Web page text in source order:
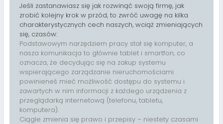
Jeśli zastanawiasz się jak rozwinąć swoją firmę, jak
zrobić kolejny krok w przód, to zwróć uwagę na kilka
charakterystycznych cech naszych, wciąż zmieniających
się, czasów:
Podstawowym narzędziem pracy stał się komputer, a
nasza komunikacja to głównie tablet i smartfon, co
oznacza, że decydując się na zakup systemu
wspierającego zarządzanie nieruchomościami
powinieneś mieć możliwość dostępu do systemu i
zawartych w nim informacji z każdego urządzenia z
przeglądarką internetową (telefonu, tabletu,
komputera).
Ciągle zmienia się prawo i przepisy – niestety czasami